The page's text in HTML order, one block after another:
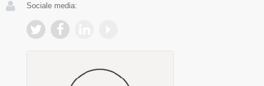
Sociale media: